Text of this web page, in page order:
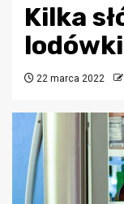
Kilka
lodówki
22 marca 2022